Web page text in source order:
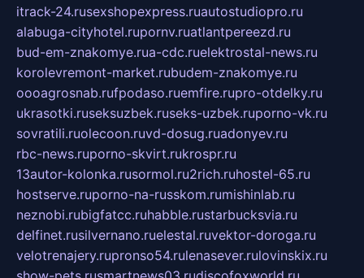
itrack-24.rusexshopexpress.ruautostudiopro.ru
alabuga-cityhotel.rupornv.ruatlantpereezd.ru
bud-em-znakomye.rua-cdc.ruelektrostal-news.ru
korolevremont-market.rubudem-znakomye.ru
oooagrosnab.rufpodaso.ruemfire.rupro-otdelky.ru
ukrasotki.ruseksuzbek.ruseks-uzbek.ruporno-vk.ru
sovratili.ruolecoon.ruvd-dosug.ruadonyev.ru
rbc-news.ruporno-skvirt.rukrospr.ru
13autor-kolonka.rusormol.ru2rich.ruhostel-65.ru
hostserve.ruporno-na-russkom.rumishinlab.ru
neznobi.rubigfatcc.ruhabble.rustarbucksvia.ru
delfinet.rusilvernano.ruelestal.ruvektor-doroga.ru
velotrenajery.rupronso54.rulenasever.rulovinskix.ru